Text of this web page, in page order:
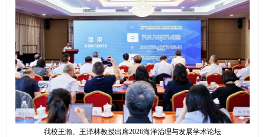
我校王瀚、王泽林教授出席2026海洋治理与发展学术论坛